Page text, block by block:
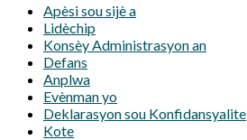
Apèsi sou sijè a
Lidèchip
Konsèy Administrasyon an
Defans
Anplwa
Evènman yo
Deklarasyon sou Konfidansyalite
Kote